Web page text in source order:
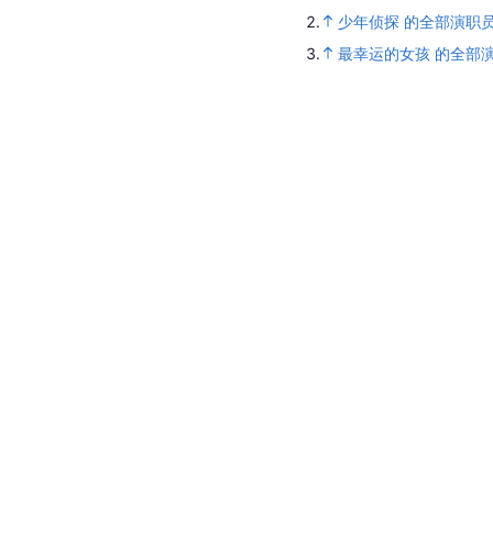
2.
少年侦探 的全部演职
3.
最幸运的女孩 的全部